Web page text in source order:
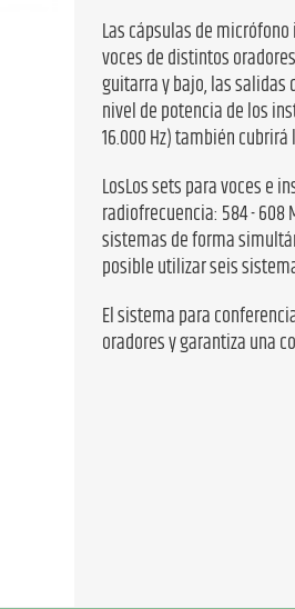
Las cápsulas de
voces de distintos
guitarra y bajo, las salidas
nivel de potencia de los
16.000 Hz) también
LosLos sets para voces e
radiofrecuencia: 584 - 608
sistemas de forma
posible utilizar seis
El sistema para
oradores y garantiza una